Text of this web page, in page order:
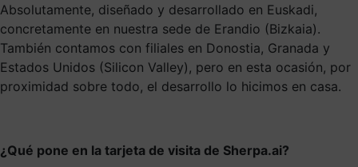
Absolutamente, diseñado y desarrollado en Euskadi,
concretamente en nuestra sede de Erandio (Bizkaia).
También contamos con filiales en Donostia, Granada y
Estados Unidos (Silicon Valley), pero en esta ocasión, por
proximidad sobre todo, el desarrollo lo hicimos en casa.
¿Qué pone en la tarjeta de visita de Sherpa.ai?